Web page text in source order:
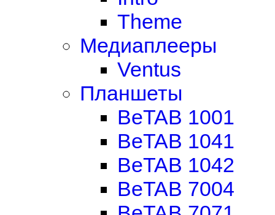
Theme
Медиаплееры
Ventus
Планшеты
BeTAB 1001
BeTAB 1041
BeTAB 1042
BeTAB 7004